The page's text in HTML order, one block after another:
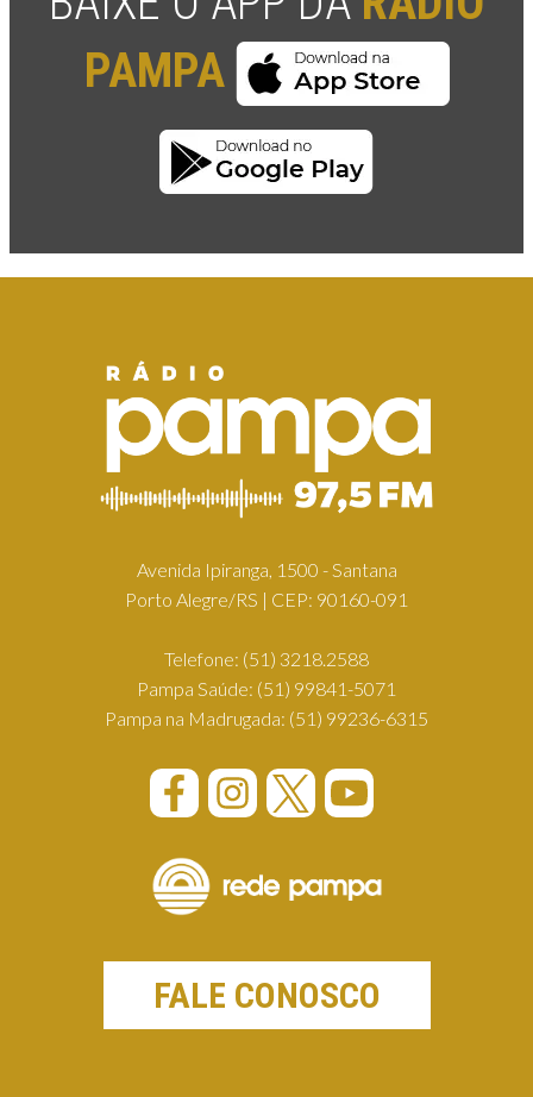
PAMPA
Avenida Ipiranga, 1500 - Santana
Porto Alegre/RS | CEP: 90160-091
Telefone: (51) 3218.2588
Pampa Saúde: (51) 99841-5071
Pampa na Madrugada: (51) 99236-6315
FALE CONOSCO